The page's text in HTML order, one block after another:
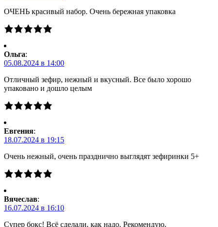
ОЧЕНЬ красивый набор. Очень бережная упаковка
Ольга:
05.08.2024 в 14:00
Отличный зефир, нежный и вкусный. Все было хорошо
упаковано и дошло целым
Евгения:
18.07.2024 в 19:15
Очень нежный, очень празднично выглядят зефиринки 5+
Вячеслав:
16.07.2024 в 16:10
Супер бокс! Всё сделали, как надо. Рекомендую.